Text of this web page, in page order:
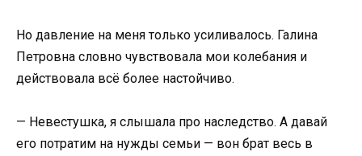
Но давление на меня только усиливалось. Галина
Петровна словно чувствовала мои колебания и
действовала всё более настойчиво.
— Невестушка, я слышала про наследство. А давай
его потратим на нужды семьи — вон брат весь в